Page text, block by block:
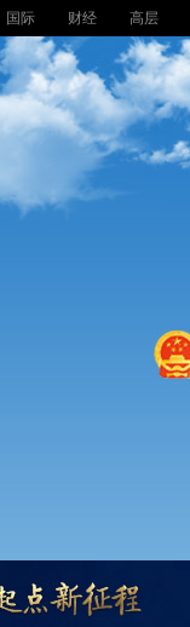
国际 财经 高层